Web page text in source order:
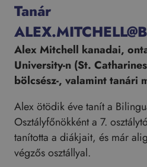
Tanár
Alex Mitchell kanadai,
University-n (St.
bölcsész-, valamint tanári
Alex ötödik éve tanít a
Osztályfőnökként a 7.
tanította a diákjait, és már
végzős osztállyal.